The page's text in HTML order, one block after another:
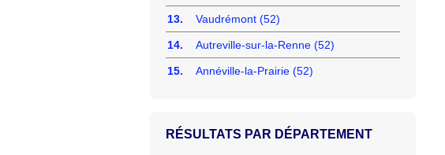
13. Vaudrémont (52)
14. Autreville-sur-la-Renne (52)
15. Annéville-la-Prairie (52)
RÉSULTATS PAR DÉPARTEMENT